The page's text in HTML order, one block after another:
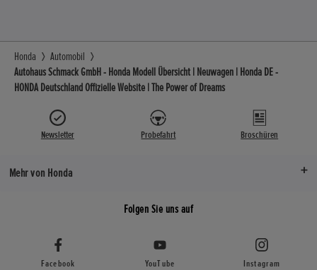
Honda
Automobil
Autohaus Schmack GmbH - Honda Modell Übersicht | Neuwagen | Honda DE -
HONDA Deutschland Offizielle Website | The Power of Dreams
Newsletter Probefahrt Broschüren
Mehr von Honda
Folgen Sie uns auf
Facebook YouTube Instagram